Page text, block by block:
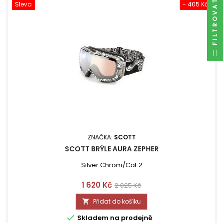
- 405 Kč
Sleva
ZNAČKA: SCOTT
SCOTT BRÝLE AURA ZEPHER
Silver Chrom/Cat.2
Cena
1 620 Kč Běžná
cena
2 025 Kč
 Přidat do košíku
 Skladem na prodejně
FILTROVAT